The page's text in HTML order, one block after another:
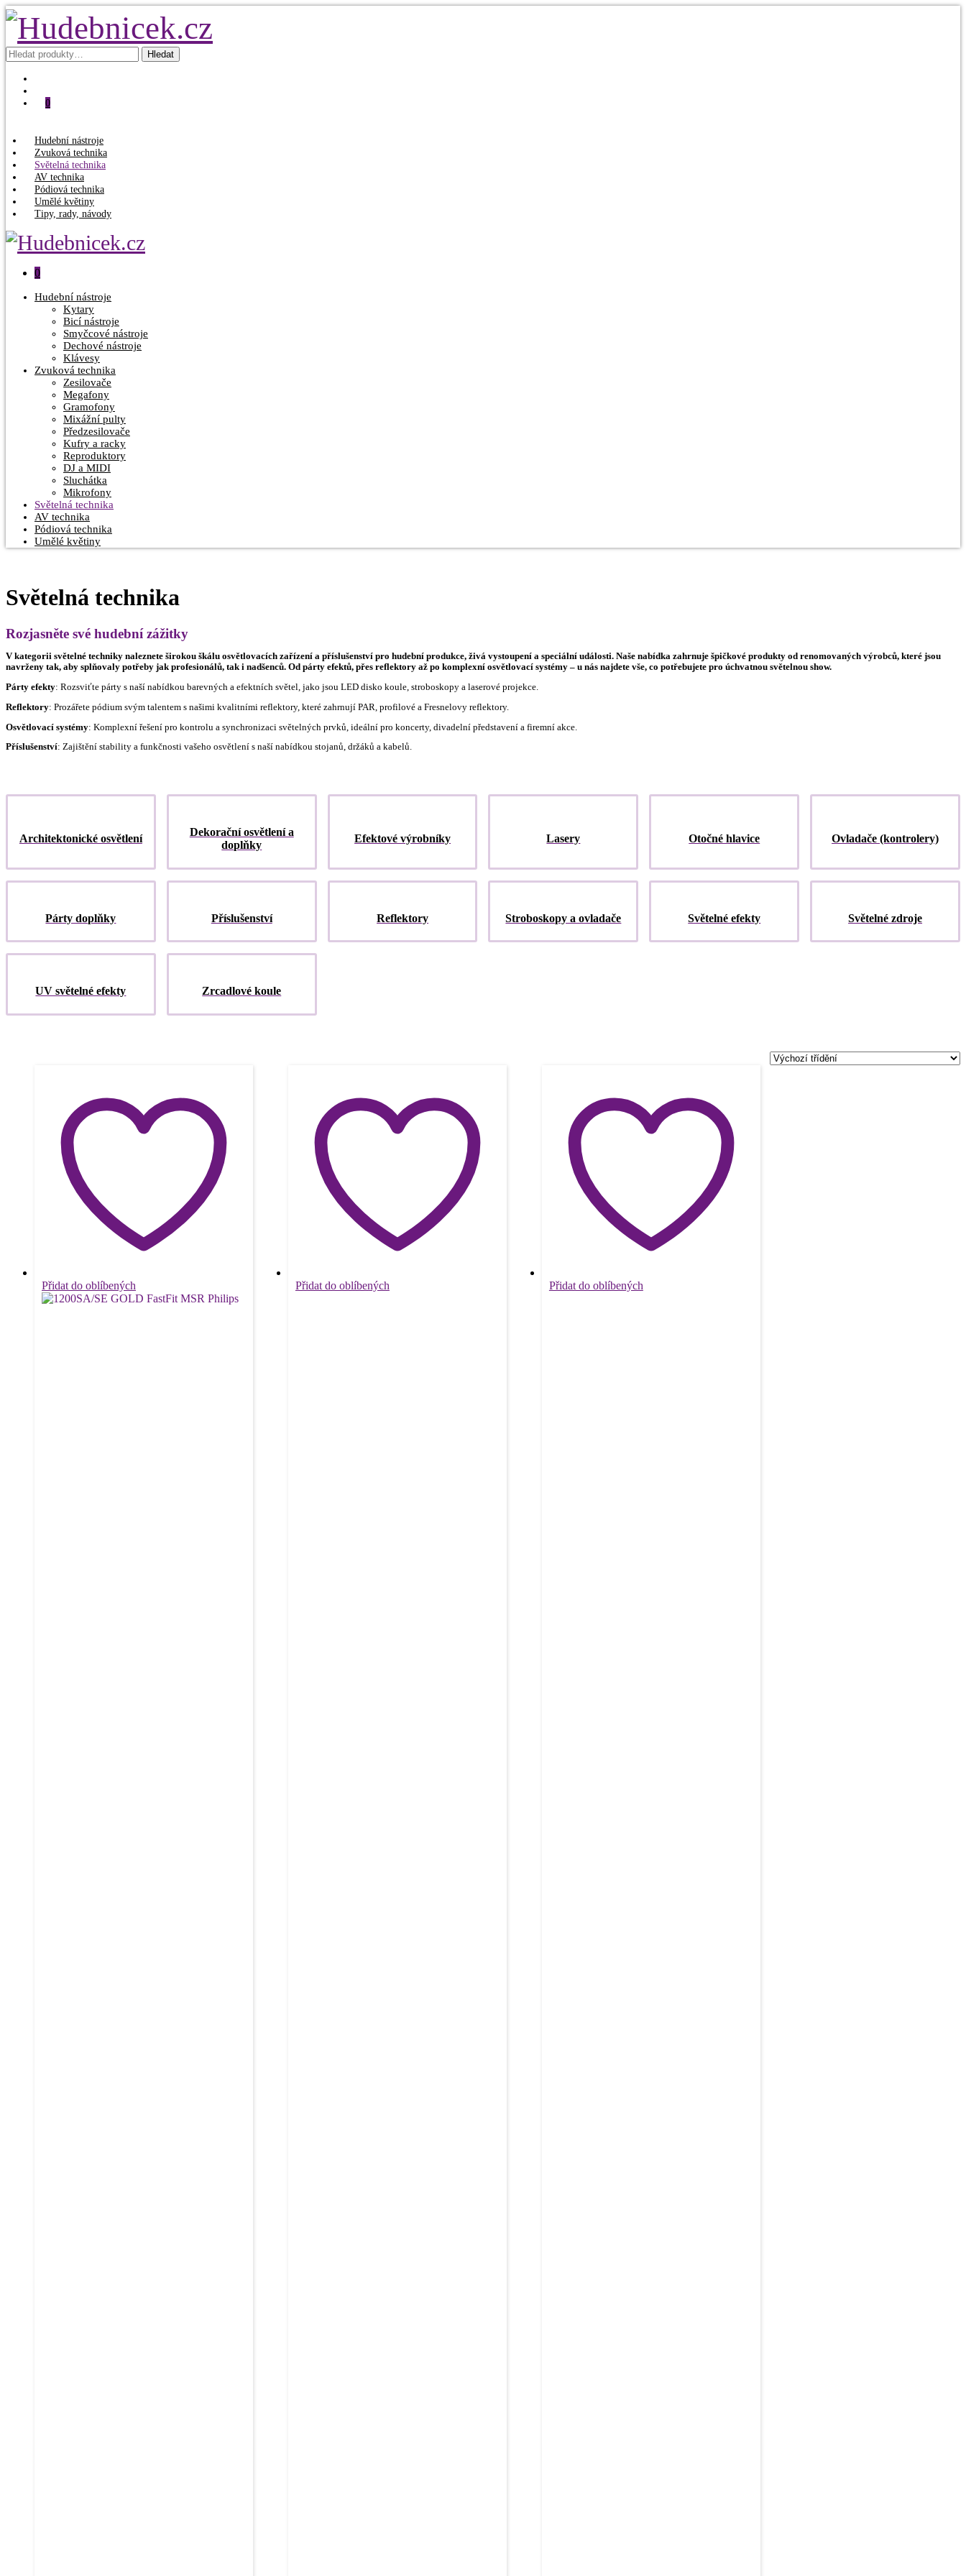
Hledat: Hledat
0
Hudební nástroje
Zvuková technika
Světelná technika
AV technika
Pódiová technika
Umělé květiny
Tipy, rady, návody
0
Hudební nástroje
Kytary
Bicí nástroje
Smyčcové nástroje
Dechové nástroje
Klávesy
Zvuková technika
Zesilovače
Megafony
Gramofony
Mixážní pulty
Předzesilovače
Kufry a racky
Reproduktory
DJ a MIDI
Sluchátka
Mikrofony
Světelná technika
AV technika
Pódiová technika
Umělé květiny
Světelná technika
Rozjasněte své hudební zážitky
V kategorii světelné techniky naleznete širokou škálu osvětlovacích zařízení a příslušenství pro hudební produkce, živá vystoupení a speciální události. Naše nabídka zahrnuje špičkové produkty od renomovaných výrobců, které jsou
navrženy tak, aby splňovaly potřeby jak profesionálů, tak i nadšenců. Od párty efektů, přes reflektory až po komplexní osvětlovací systémy – u nás najdete vše, co potřebujete pro úchvatnou světelnou show.
Párty efekty: Rozsviťte párty s naší nabídkou barevných a efektních světel, jako jsou LED disko koule, stroboskopy a laserové projekce.
Reflektory: Prozářete pódium svým talentem s našimi kvalitními reflektory, které zahrnují PAR, profilové a Fresnelovy reflektory.
Osvětlovací systémy: Komplexní řešení pro kontrolu a synchronizaci světelných prvků, ideální pro koncerty, divadelní představení a firemní akce.
Příslušenství: Zajištění stability a funkčnosti vašeho osvětlení s naší nabídkou stojanů, držáků a kabelů.
Architektonické osvětlení
Dekorační osvětlení a
doplňky
Efektové výrobníky Lasery Otočné hlavice Ovladače (kontrolery)
Párty doplňky Příslušenství Reflektory Stroboskopy a ovladače Světelné efekty Světelné zdroje
UV světelné efekty Zrcadlové koule
Přidat do oblíbených Přidat do oblíbených Přidat do oblíbených